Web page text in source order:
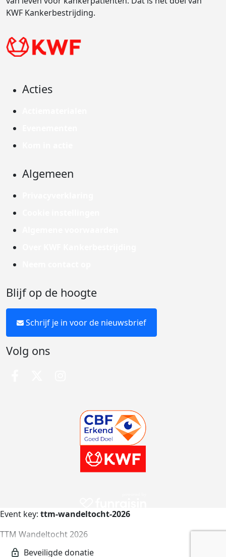
KWF Kankerbestrijding.
Acties
Algemeen
Blijf op de hoogte
Schrijf je in voor de nieuwsbrief
Volg ons
Event key: ttm-wandeltocht-2026
TTM Wandeltocht 2026
ttm-wandeltocht-2026